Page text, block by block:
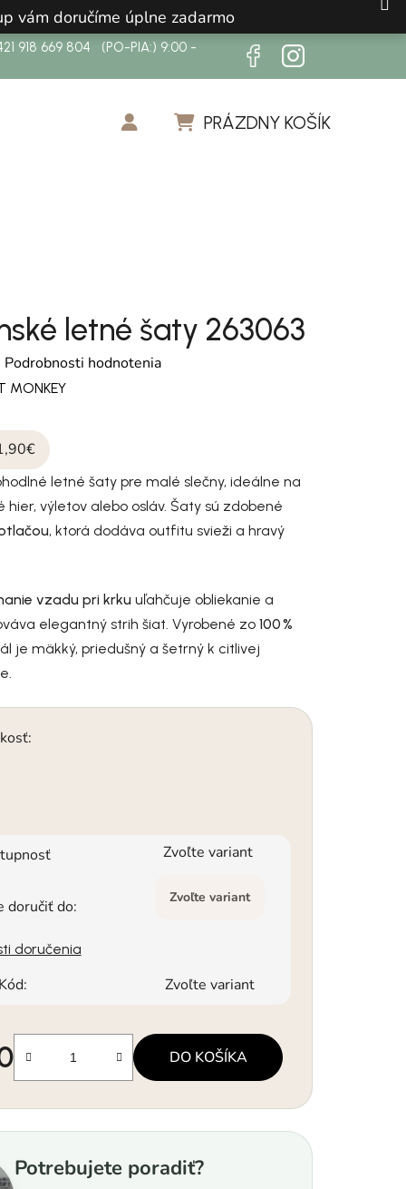
vám doručíme úplne zadarmo
918 669 804 (PO-PIA:) 9:00 -
PRÁZDNY KOŠÍK
letné šaty 263063
produktu je 0,0 z 5 hviezdičiek.
Podrobnosti hodnotenia
MONKEY
letné šaty pre malé slečny, ideálne na
hier, výletov alebo osláv. Šaty sú zdobené
, ktorá dodáva outfitu svieži a hravý
vzadu pri krku uľahčuje obliekanie a
elegantný strih šiat. Vyrobené zo100 %
je mäkký, priedušný a šetrný k citlivej
Zvoľte variant
doručiť do: Zvoľte variant
doručenia
Kód: Zvoľte variant
cena:
DO KOŠÍKA
Potrebujete poradiť?